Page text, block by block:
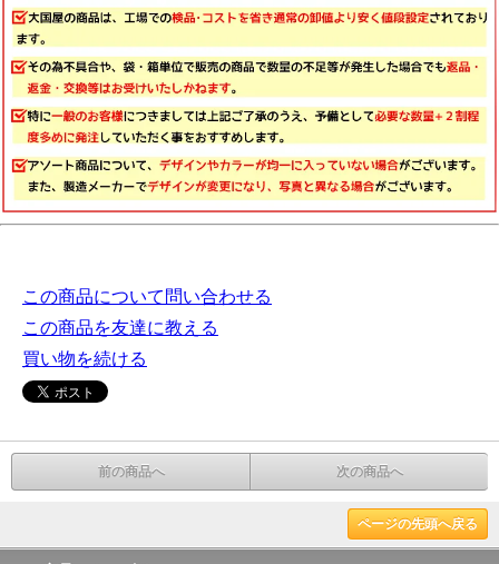
この商品について問い合わせる
この商品を友達に教える
買い物を続ける
前の商品へ 次の商品へ
ページの先頭へ戻る